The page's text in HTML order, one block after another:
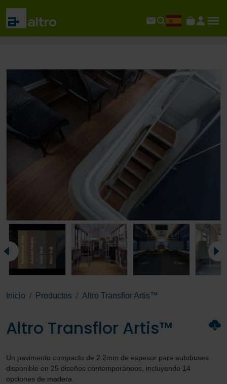
Inicio Productos Altro Transflor Artis™
Altro Transflor Artis™
Un pavimento compacto de 2.2mm de espesor para autobuses
disponible en 25 diseños contemporáneos, incluyendo 14
opciones de madera.